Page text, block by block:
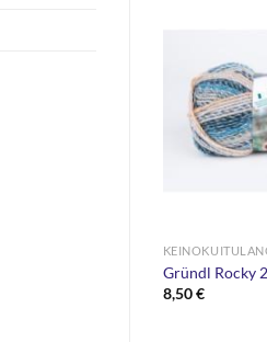
Gründl Rocky
8,50€